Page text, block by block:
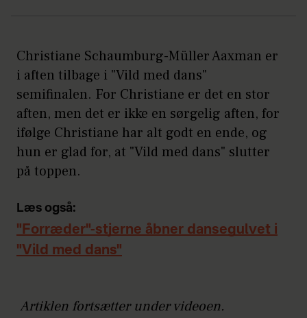
Christiane Schaumburg-Müller Aaxman er
i aften tilbage i "Vild med dans"
semifinalen. For Christiane er det en stor
aften, men det er ikke en sørgelig aften, for
ifølge Christiane har alt godt en ende, og
hun er glad for, at "Vild med dans" slutter
på toppen.
Læs også:
"Forræder"-stjerne åbner dansegulvet i
"Vild med dans"
Artiklen fortsætter under videoen.